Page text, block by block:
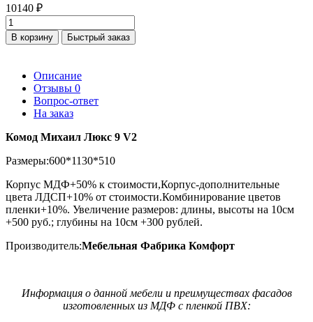
10140 ₽
В корзину Быстрый заказ
Описание
Отзывы 0
Вопрос-ответ
На заказ
Комод Михаил Люкс 9 V2
Размеры:600*1130*510
Корпус МДФ+50% к стоимости,Корпус-дополнительные
цвета ЛДСП+10% от стоимости.Комбинирование цветов
пленки+10%. Увеличение размеров: длины, высоты на 10см
+500 руб.; глубины на 10см +300 рублей.
Производитель:Мебельная Фабрика Комфорт
Информация о данной мебели и преимуществах фасадов
изготовленных из МДФ с пленкой ПВХ: